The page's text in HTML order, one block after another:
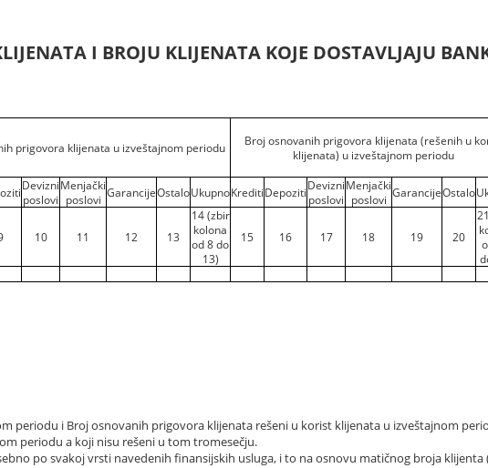
I BROJU KLIJENATA KOJE DOSTAVLJAJU
prigovora klijenata u izveštajnom periodu
Broj osnovanih prigovora klijenata (rešenih u
klijenata) u izveštajnom periodu
Devizni
poslovi
Menjački
poslovi GarancijeOstaloUkupnoKreditiDepozitiDevizni
poslovi
Menjački
poslovi GarancijeOstalo
10 11 12 13
14 (zbir
kolona
od 8 do
13)
15 16 17 18 19 20
periodu i Broj osnovanih prigovora klijenata rešeni u korist klijenata u izveštajnom
periodu a koji nisu rešeni u tom tromesečju.
po svakoj vrsti navedenih finansijskih usluga, i to na osnovu matičnog broja klijenta